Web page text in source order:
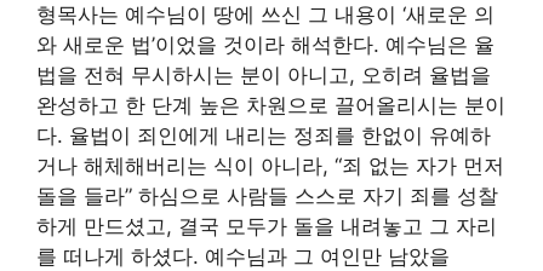
형목사는 예수님이 땅에 쓰신 그 내용이 ‘새로운 의
와 새로운 법’이었을 것이라 해석한다. 예수님은 율
법을 전혀 무시하시는 분이 아니고, 오히려 율법을
완성하고 한 단계 높은 차원으로 끌어올리시는 분이
다. 율법이 죄인에게 내리는 정죄를 한없이 유예하
거나 해체해버리는 식이 아니라, “죄 없는 자가 먼저
돌을 들라” 하심으로 사람들 스스로 자기 죄를 성찰
하게 만드셨고, 결국 모두가 돌을 내려놓고 그 자리
를 떠나게 하셨다. 예수님과 그 여인만 남았을